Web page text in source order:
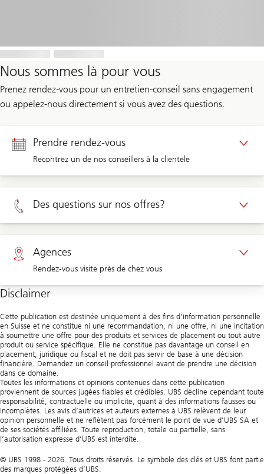
Nous sommes là pour vous
Prenez rendez-vous pour un entretien-conseil sans engagement
ou appelez-nous directement si vous avez des questions.
Prendre rendez-vous
Recontrez un de nos conseillers à la clientele
Rendez-vous Clients privé
Rendez-vous Clients d'entreprises
Des questions sur nos offres?
Privé 0800 002 556
Entreprises 0844 853 001
Agences
Rendez-vous visite près de chez vous
Agences
Disclaimer
Cette publication est destinée uniquement à des fins d’information personnelle
en Suisse et ne constitue ni une recommandation, ni une offre, ni une incitation
à soumettre une offre pour des produits et services de placement ou tout autre
produit ou service spécifique. Elle ne constitue pas davantage un conseil en
placement, juridique ou fiscal et ne doit pas servir de base à une décision
financière. Demandez un conseil professionnel avant de prendre une décision
dans ce domaine.
Toutes les informations et opinions contenues dans cette publication
proviennent de sources jugées fiables et crédibles. UBS décline cependant toute
responsabilité, contractuelle ou implicite, quant à des informations fausses ou
incomplètes. Les avis d’autrices et auteurs externes à UBS relèvent de leur
opinion personnelle et ne reflètent pas forcément le point de vue d’UBS SA et
de ses sociétés affiliées. Toute reproduction, totale ou partielle, sans
l’autorisation expresse d’UBS est interdite.
© UBS 1998 - 2026. Tous droits réservés. Le symbole des clés et UBS font partie
des marques protégées d’UBS.